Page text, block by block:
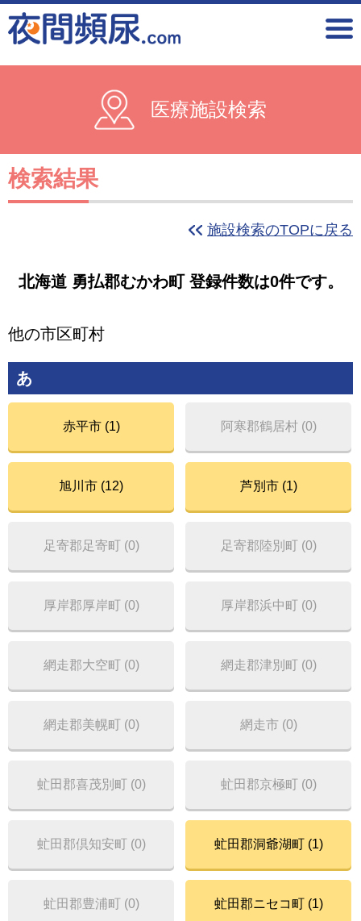
医療施設検索
検索結果
施設検索のTOPに戻る
北海道 勇払郡むかわ町 登録件数は0件です。
他の市区町村
あ
赤平市 (1) 阿寒郡鶴居村 (0)
旭川市 (12) 芦別市 (1)
足寄郡足寄町 (0) 足寄郡陸別町 (0)
厚岸郡厚岸町 (0) 厚岸郡浜中町 (0)
網走郡大空町 (0) 網走郡津別町 (0)
網走郡美幌町 (0) 網走市 (0)
虻田郡喜茂別町 (0) 虻田郡京極町 (0)
虻田郡倶知安町 (0) 虻田郡洞爺湖町 (1)
虻田郡豊浦町 (0) 虻田郡ニセコ町 (1)